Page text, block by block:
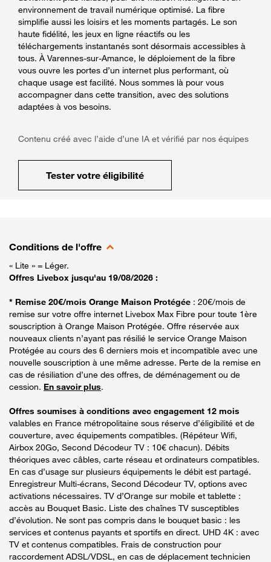
environnement de travail numérique optimisé. La fibre
simplifie aussi les loisirs et les moments partagés. Le son
haute fidélité, les jeux en ligne réactifs ou les
téléchargements instantanés sont désormais accessibles à
tous. À Varennes-sur-Amance, le déploiement de la fibre
vous ouvre les portes d’un internet plus performant, où
chaque usage est facilité. Nous sommes là pour vous
accompagner dans cette transition, avec des solutions
adaptées à vos besoins.
Contenu créé avec l’aide d’une IA et vérifié par nos équipes
Tester votre éligibilité
Conditions de l'offre
« Lite » = Léger.
Offres Livebox jusqu'au 19/08/2026 :
* Remise 20€/mois Orange Maison Protégée : 20€/mois de
remise sur votre offre internet Livebox Max Fibre pour toute 1ère
souscription à Orange Maison Protégée. Offre réservée aux
nouveaux clients n’ayant pas résilié le service Orange Maison
Protégée au cours des 6 derniers mois et incompatible avec une
nouvelle souscription à une même adresse. Perte de la remise en
cas de résiliation d’une des offres, de déménagement ou de
cession. En savoir plus.
Offres soumises à conditions avec engagement 12 mois
valables en France métropolitaine sous réserve d’éligibilité et de
couverture, avec équipements compatibles. (Répéteur Wifi,
Airbox 20Go, Second Décodeur TV : 10€ chacun). Débits
théoriques avec câbles, carte réseau et ordinateurs compatibles.
En cas d’usage sur plusieurs équipements le débit est partagé.
Enregistreur Multi-écrans, Second Décodeur TV, options avec
activations nécessaires. TV d’Orange sur mobile et tablette :
accès au Bouquet Basic. Liste des chaînes TV susceptibles
d’évolution. Ne sont pas compris dans le bouquet basic : les
services et contenus payants et sportifs en direct. UHD 4K : avec
TV et contenus compatibles. Frais de construction pour
raccordement ADSL/VDSL, en cas de déplacement technicien